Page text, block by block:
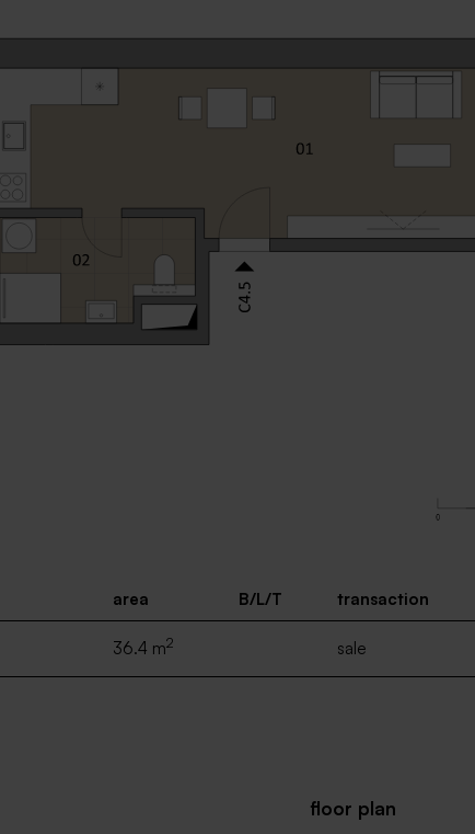
area B/L/T transaction
36.4 m2 sale
floor plan